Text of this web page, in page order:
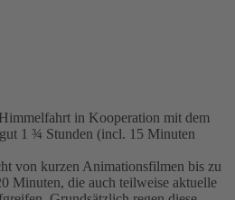
in Kooperation mit dem
1 ¾ Stunden (incl. 15 Minuten
von kurzen Animationsfilmen bis zu
Minuten, die auch teilweise aktuelle